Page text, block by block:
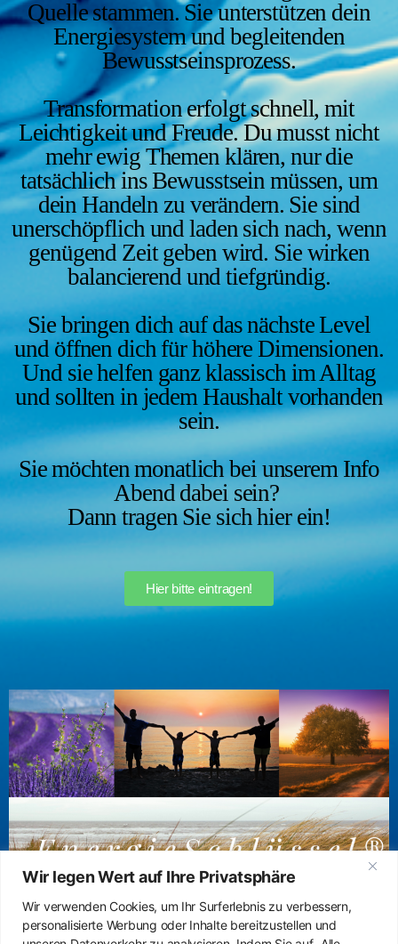
Wir legen Wert auf Ihre Privatsphäre
Wir verwenden Cookies, um Ihr Surferlebnis zu verbessern,
personalisierte Werbung oder Inhalte bereitzustellen und
Quelle stammen. Sie unterstützen dein
Energiesystem und begleitenden
Bewusstseinsprozess.
Transformation erfolgt schnell, mit
Leichtigkeit und Freude. Du musst nicht
mehr ewig Themen klären, nur die
tatsächlich ins Bewusstsein müssen, um
dein Handeln zu verändern. Sie sind
unerschöpflich und laden sich nach, wenn
genügend Zeit geben wird. Sie wirken
balancierend und tiefgründig.
Sie bringen dich auf das nächste Level
und öffnen dich für höhere Dimensionen.
Und sie helfen ganz klassisch im Alltag
und sollten in jedem Haushalt vorhanden
sein.
Sie möchten monatlich bei unserem Info
Abend dabei sein?
Dann tragen Sie sich hier ein!
Hier bitte eintragen!